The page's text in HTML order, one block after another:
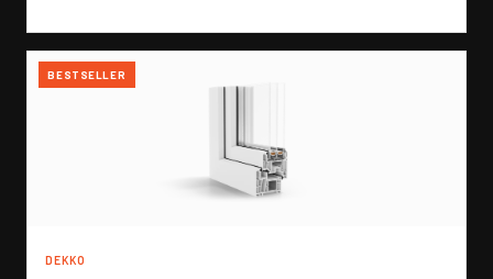
BESTSELLER
DEKKO